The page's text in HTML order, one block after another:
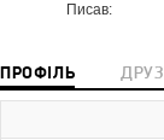
Писав:
ПРОФІЛЬ